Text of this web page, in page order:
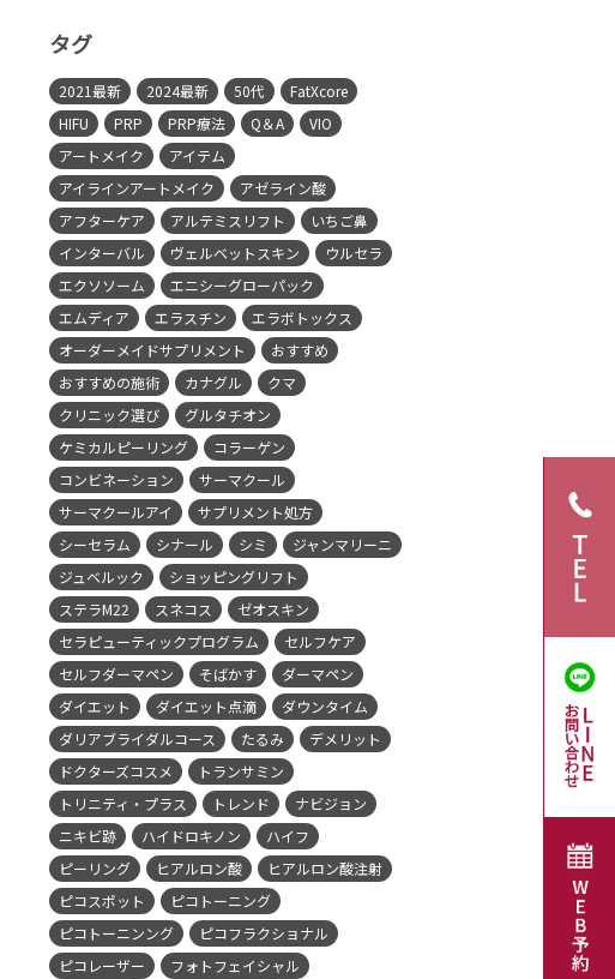
タグ
2021最新 2024最新 50代
FatXcore
HIFU
PRP PRP療法 Q＆A
VIO
アートメイク
アイテム
アイラインアートメイク
アゼライン酸
アフターケア
アルテミスリフト
いちご鼻
インターバル
ヴェルベットスキン
ウルセラ
エクソソーム
エニシーグローパック
エムディア
エラスチン
エラボトックス
オーダーメイドサプリメント
おすすめ
おすすめの施術
カナグル
クマ
クリニック選び
グルタチオン
ケミカルピーリング
コラーゲン
コンビネーション
サーマクール
サーマクールアイ
サプリメント処方
シーセラム
シナール シミ
ジャンマリーニ
ジュベルック
ショッピングリフト
ステラM22
スネコス
ゼオスキン
セラピューティックプログラム
セルフケア
セルフダーマペン
そばかす
ダーマペン
ダイエット
ダイエット点滴
ダウンタイム
ダリアブライダルコース
たるみ
デメリット
ドクターズコスメ
トランサミン
トリニティ・プラス
トレンド
ナビジョン
ニキビ跡
ハイドロキノン
ハイフ
ピーリング
ヒアルロン酸
ヒアルロン酸注射
ピコスポット
ピコトーニング
ピコトーニンング
ピコフラクショナル
ピコレーザー
フォトフェイシャル